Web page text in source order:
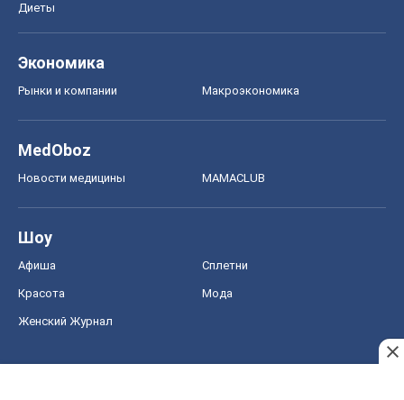
Диеты
Экономика
Рынки и компании Mакроэкономика
MedOboz
Новости медицины MAMACLUB
Шоу
Афиша Сплетни
Красота Мода
Женский Журнал